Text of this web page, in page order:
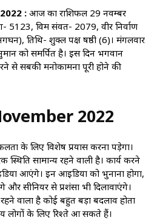
: आज का राशिफल 29 नवम्बर
विक्रम संवत- 2079, वीर निर्वाण
तिथि- शुक्ल पक्ष षष्ठी (6)। मंगलवार
को समर्पित है। इस दिन भगवान
से सबकी मनोकामना पूरी होने की
2022
के लिए विशेष प्रयास करना पड़ेगा।
सामान्य रहने वाली है। कार्य करने
आएंगे। इन आइडिया को भुनाना होगा,
सीनियर से प्रशंसा भी दिलावाएंगे।
रहने वाला है कोई बहुत बड़ा बदलाव होता
लोगों के लिए रिश्ते आ सकते हैं।